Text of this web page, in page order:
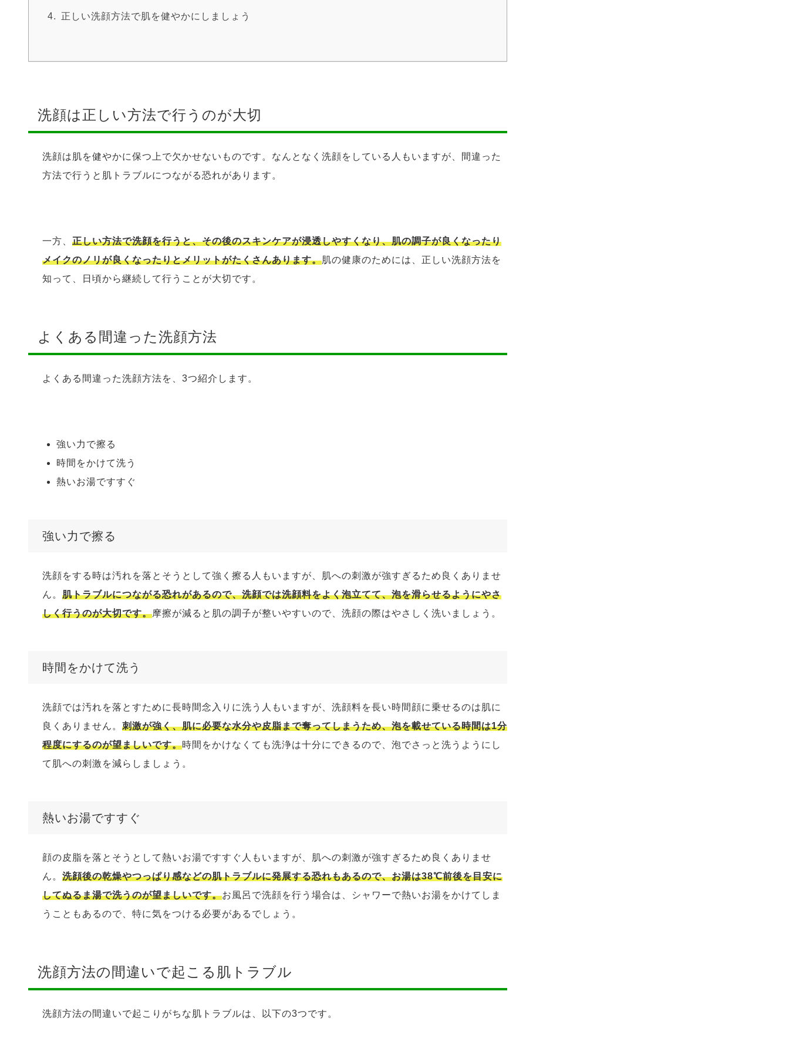
正しい洗顔方法で肌を健やかにしましょう
洗顔は正しい方法で行うのが大切
洗顔は肌を健やかに保つ上で欠かせないものです。なんとなく洗顔をしている人もいますが、間違った
方法で行うと肌トラブルにつながる恐れがあります。
一方、 正しい方法で洗顔を行うと、その後のスキンケアが浸透しやすくなり、肌の調子が良くなったり
メイクのノリが良くなったりとメリットがたくさんあります。肌の健康のためには、正しい洗顔方法を
知って、日頃から継続して行うことが大切です。
よくある間違った洗顔方法
よくある間違った洗顔方法を、3つ紹介します。
強い力で擦る
時間をかけて洗う
熱いお湯ですすぐ
強い力で擦る
洗顔をする時は汚れを落とそうとして強く擦る人もいますが、肌への刺激が強すぎるため良くありませ
ん。 肌トラブルにつながる恐れがあるので、洗顔では洗顔料をよく泡立てて、泡を滑らせるようにやさ
しく行うのが大切です。摩擦が減ると肌の調子が整いやすいので、洗顔の際はやさしく洗いましょう。
時間をかけて洗う
洗顔では汚れを落とすために長時間念入りに洗う人もいますが、洗顔料を長い時間顔に乗せるのは肌に
良くありません。 刺激が強く、肌に必要な水分や皮脂まで奪ってしまうため、泡を載せている時間は1分
程度にするのが望ましいです。時間をかけなくても洗浄は十分にできるので、泡でさっと洗うようにし
て肌への刺激を減らしましょう。
熱いお湯ですすぐ
顔の皮脂を落とそうとして熱いお湯ですすぐ人もいますが、肌への刺激が強すぎるため良くありませ
ん。 洗顔後の乾燥やつっぱり感などの肌トラブルに発展する恐れもあるので、お湯は38℃前後を目安に
してぬるま湯で洗うのが望ましいです。お風呂で洗顔を行う場合は、シャワーで熱いお湯をかけてしま
うこともあるので、特に気をつける必要があるでしょう。
洗顔方法の間違いで起こる肌トラブル
洗顔方法の間違いで起こりがちな肌トラブルは、以下の3つです。